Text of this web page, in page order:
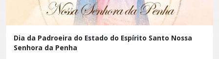
Dia da Padroeira do Estado do Espírito Santo Nossa
Senhora da Penha